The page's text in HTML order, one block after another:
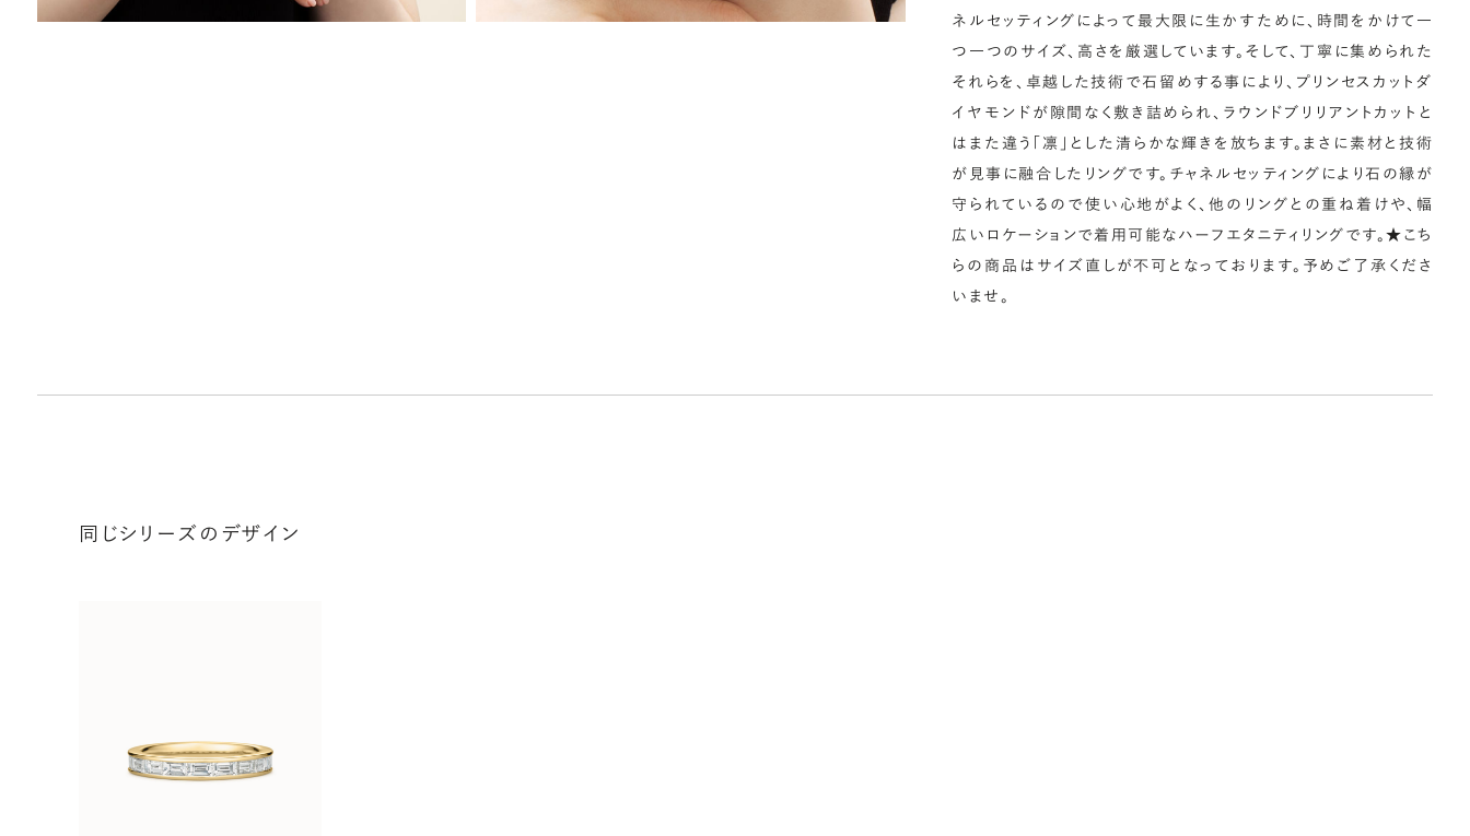
指輪の内側に、誕生石やピンクダイヤモンドなど、お好みの宝石を
選んでセッティングすることができます。ショッピングカート画面で、
お好みの宝石をお選びください (有料)。
詳しく見る
ネルセッティングによって最大限に生かすために、時間をかけて一
つ一つのサイズ、高さを厳選しています。そして、丁寧に集められた
それらを、卓越した技術で石留めする事により、プリンセスカットダ
イヤモンドが隙間なく敷き詰められ、ラウンドブリリアントカットと
はまた違う「凛」とした清らかな輝きを放ちます。まさに素材と技術
が見事に融合したリングです。チャネルセッティングにより石の縁が
守られているので使い心地がよく、他のリングとの重ね着けや、幅
広いロケーションで着用可能なハーフエタニティリングです。★こち
らの商品はサイズ直しが不可となっております。予めご了承くださ
いませ。
同じシリーズのデザイン